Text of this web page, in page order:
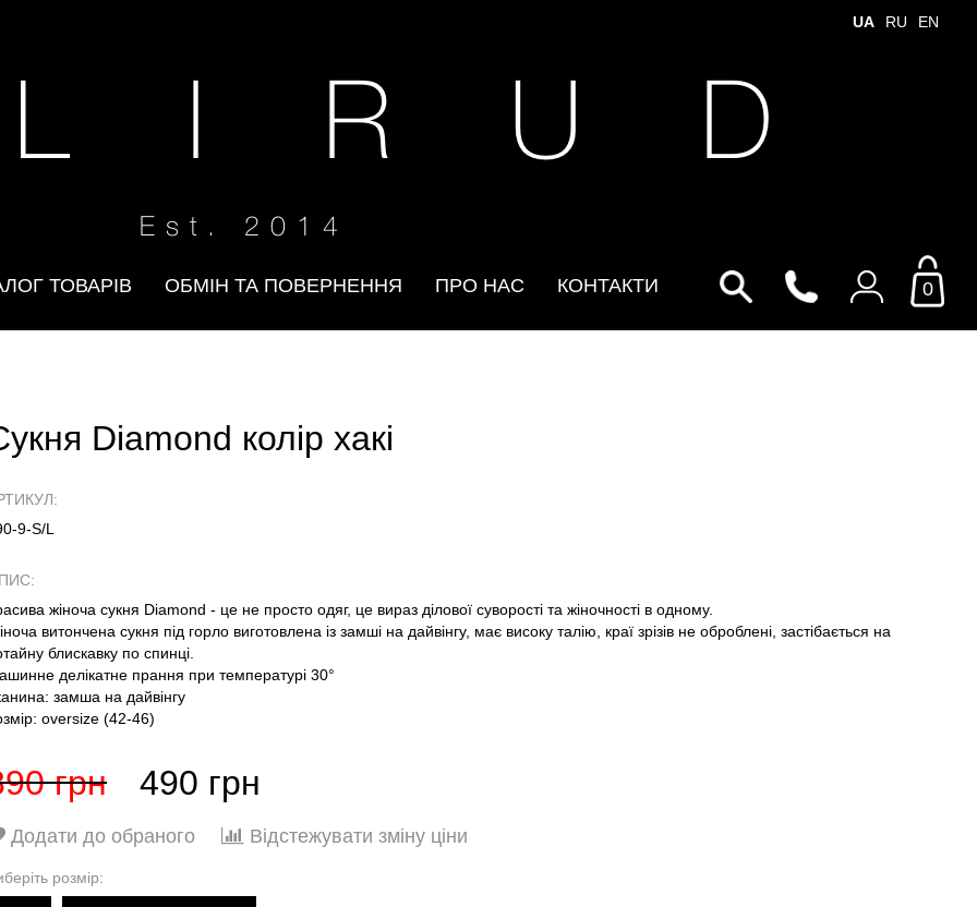
UA RU EN
I R U D
Est. 2014
ТОВАРІВ ОБМІН ТА ПОВЕРНЕННЯ ПРО НАС КОНТАКТИ 0
Diamond колір хакі
9-S/L
жіноча сукня Diamond - це не просто одяг, це вираз ділової суворості та жіночності в одному.
витончена сукня під горло виготовлена із замші на дайвінгу, має високу талію, краї зрізів не оброблені, застібається на
блискавку по спинці.
делікатне прання при температурі 30°
замша на дайвінгу
oversize (42-46)
грн 490 грн
Додати до обраного Відстежувати зміну ціни
розмір: